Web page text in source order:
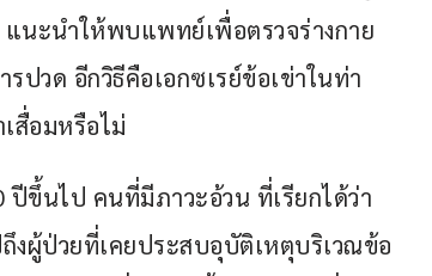
แนะนำให้พบแพทย์เพื่อตรวจร่างกาย
วด อีกวิธีคือเอกซเรย์ข้อเข่าในท่า
สื่อมหรือไม่
ปีขึ้นไป คนที่มีภาวะอ้วน ที่เรียกได้ว่า
งผู้ป่วยที่เคยประสบอุบัติเหตุบริเวณข้อ